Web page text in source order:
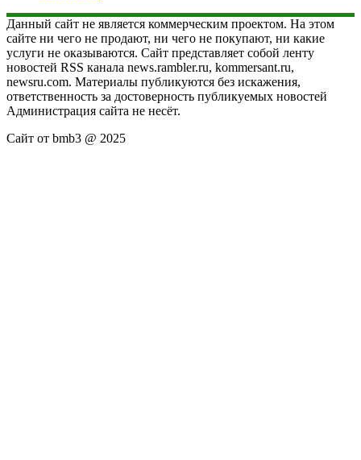
Данный сайт не является коммерческим проектом. На этом
сайте ни чего не продают, ни чего не покупают, ни какие
услуги не оказываются. Сайт представляет собой ленту
новостей RSS канала news.rambler.ru, kommersant.ru,
newsru.com. Материалы публикуются без искажения,
ответственность за достоверность публикуемых новостей
Администрация сайта не несёт.
Сайт от bmb3 @ 2025